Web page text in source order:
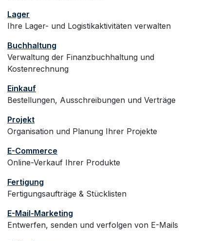
Lager
Ihre Lager- und Logistikaktivitäten verwalten
Buchhaltung
Verwaltung der Finanzbuchhaltung und
Kostenrechnung
Einkauf
Bestellungen, Ausschreibungen und Verträge
Projekt
Organisation und Planung Ihrer Projekte
E-Commerce
Online-Verkauf Ihrer Produkte
Fertigung
Fertigungsaufträge & Stücklisten
E-Mail-Marketing
Entwerfen, senden und verfolgen von E-Mails